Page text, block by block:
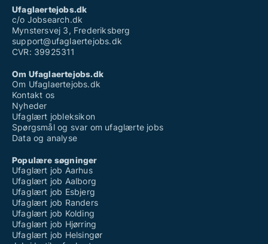
Ufaglært sundhedshjælper løn
Vikar job ufaglært
Ufaglaertejobs.dk
c/o Jobsearch.dk
Mynstersvej 3, Frederiksberg
support@ufaglaertejobs.dk
CVR: 39925311
Om Ufaglaertejobs.dk
Om Ufaglaertejobs.dk
Kontakt os
Nyheder
Ufaglært jobleksikon
Spørgsmål og svar om ufaglærte jobs
Data og analyse
Populære søgninger
Ufaglært job Aarhus
Ufaglært job Aalborg
Ufaglært job Esbjerg
Ufaglært job Randers
Ufaglært job Kolding
Ufaglært job Hjørring
Ufaglært job Helsingør